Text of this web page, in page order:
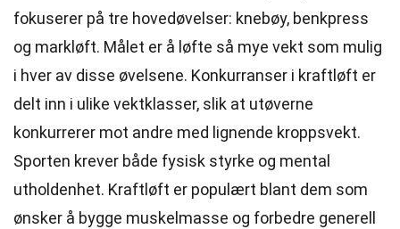
fokuserer på tre hovedøvelser: knebøy, benkpress
og markløft. Målet er å løfte så mye vekt som mulig
i hver av disse øvelsene. Konkurranser i kraftløft er
delt inn i ulike vektklasser, slik at utøverne
konkurrerer mot andre med lignende kroppsvekt.
Sporten krever både fysisk styrke og mental
utholdenhet. Kraftløft er populært blant dem som
ønsker å bygge muskelmasse og forbedre generell